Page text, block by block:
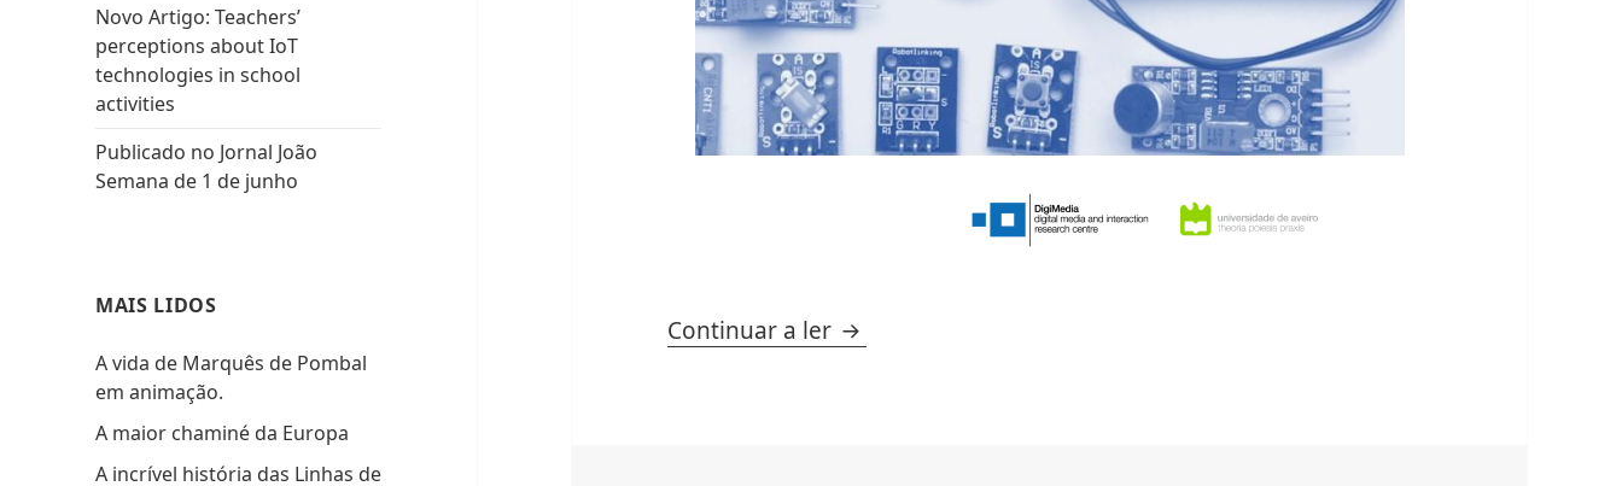
Novo Artigo: Teachers’
perceptions about IoT
technologies in school
activities
Publicado no Jornal João
Semana de 1 de junho
MAIS LIDOS
A vida de Marquês de Pombal
em animação.
A maior chaminé da Europa
A incrível história das Linhas de
Continuar a ler LIVRO – Potenciar aprendizagens interdisciplinares com a Internet